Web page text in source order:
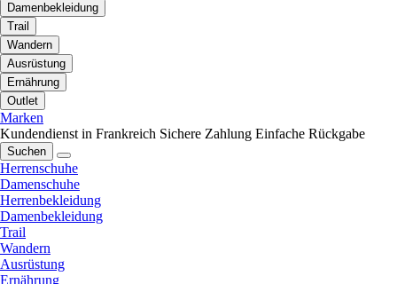
Damenbekleidung
Trail
Wandern
Ausrüstung
Ernährung
Outlet
Marken
Kundendienst in Frankreich Sichere Zahlung Einfache Rückgabe
Suchen
Herrenschuhe
Damenschuhe
Herrenbekleidung
Damenbekleidung
Trail
Wandern
Ausrüstung
Ernährung